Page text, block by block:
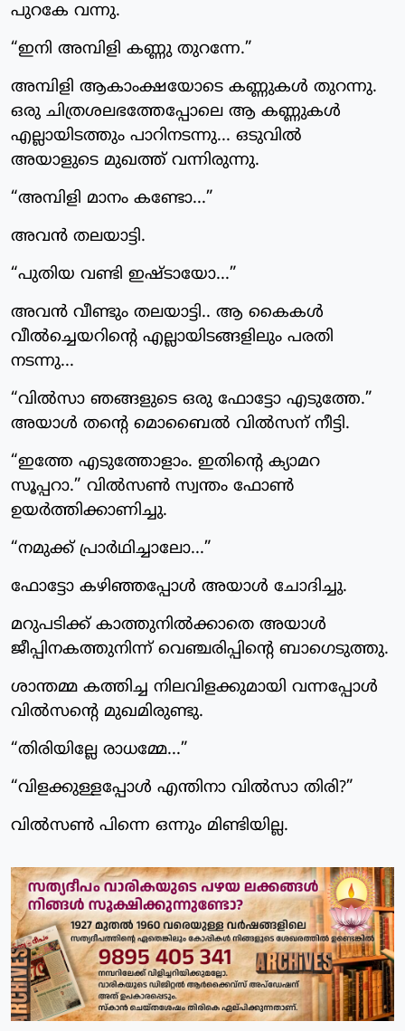
പുറകേ വന്നു.
“ഇനി അമ്പിളി കണ്ണു തുറന്നേ.”
അമ്പിളി ആകാംക്ഷയോടെ കണ്ണുകൾ തുറന്നു.
ഒരു ചിത്രശലഭത്തേപ്പോലെ ആ കണ്ണുകൾ
എല്ലായിടത്തും പാറിനടന്നു... ഒടുവിൽ
അയാളുടെ മുഖത്ത് വന്നിരുന്നു.
“അമ്പിളി മാനം കണ്ടോ...”
അവൻ തലയാട്ടി.
“പുതിയ വണ്ടി ഇഷ്ടായോ...”
അവൻ വീണ്ടും തലയാട്ടി.. ആ കൈകൾ
വീൽച്ചെയറിന്റെ എല്ലായിടങ്ങളിലും പരതി
നടന്നു...
“വിൽസാ ഞങ്ങളുടെ ഒരു ഫോട്ടോ എടുത്തേ.”
അയാൾ തന്റെ മൊബൈൽ വിൽസന് നീട്ടി.
“ഇത്തേ എടുത്തോളാം. ഇതിന്റെ ക്യാമറ
സൂപ്പറാ.” വിൽസൺ സ്വന്തം ഫോൺ
ഉയർത്തിക്കാണിച്ചു.
“നമുക്ക് പ്രാർഥിച്ചാലോ...”
ഫോട്ടോ കഴിഞ്ഞപ്പോൾ അയാൾ ചോദിച്ചു.
മറുപടിക്ക് കാത്തുനിൽക്കാതെ അയാൾ
ജീപ്പിനകത്തുനിന്ന് വെഞ്ചരിപ്പിന്റെ ബാഗെടുത്തു.
ശാന്തമ്മ കത്തിച്ച നിലവിളക്കുമായി വന്നപ്പോൾ
വിൽസന്റെ മുഖമിരുണ്ടു.
“തിരിയില്ലേ രാധമ്മേ...”
“വിളക്കുള്ളപ്പോൾ എന്തിനാ വിൽസാ തിരി?”
വിൽസൺ പിന്നെ ഒന്നും മിണ്ടിയില്ല.